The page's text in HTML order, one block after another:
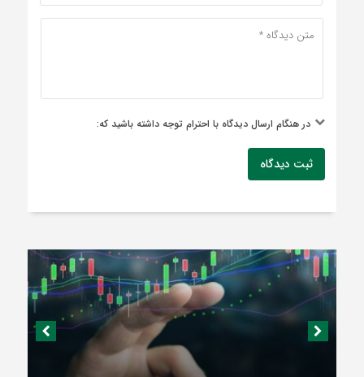
در هنگام ارسال دیدگاه با احترام توجه داشته باشید که:
ثبت دیدگاه